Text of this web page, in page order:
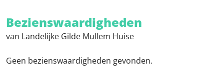
Bezienswaardigheden
van Landelijke Gilde Mullem Huise
Geen bezienswaardigheden gevonden.